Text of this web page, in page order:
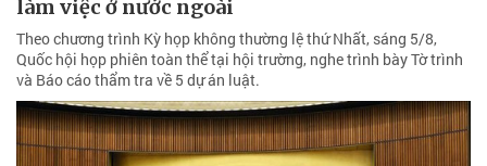
làm việc ở nước ngoài
Theo chương trình Kỳ họp không thường lệ thứ Nhất, sáng 5/8,
Quốc hội họp phiên toàn thể tại hội trường, nghe trình bày Tờ trình
và Báo cáo thẩm tra về 5 dự án luật.